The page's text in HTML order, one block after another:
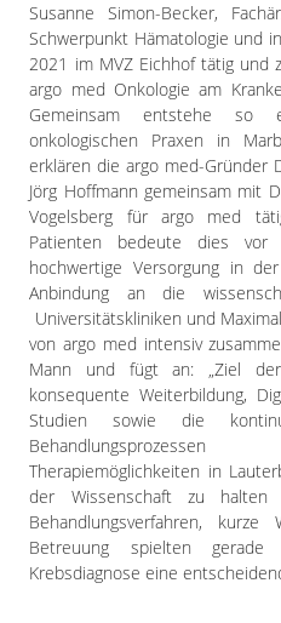
Susanne Simon-Becker,
Schwerpunkt Hämatologie und
2021 im MVZ Eichhof tätig und
argo med Onkologie am
Gemeinsam entstehe so
onkologischen Praxen in
erklären die argo med-Gründer
Jörg Hoffmann gemeinsam mit
Vogelsberg für argo med
Patienten bedeute dies vor
hochwertige Versorgung in
Anbindung an die
Universitätskliniken und
von argo med intensiv
Mann und fügt an: „Ziel
konsequente Weiterbildung,
Studien sowie die
Therapiemöglichkeiten in
der Wissenschaft zu halten
Behandlungsverfahren,
Betreuung spielten
Krebsdiagnose eine